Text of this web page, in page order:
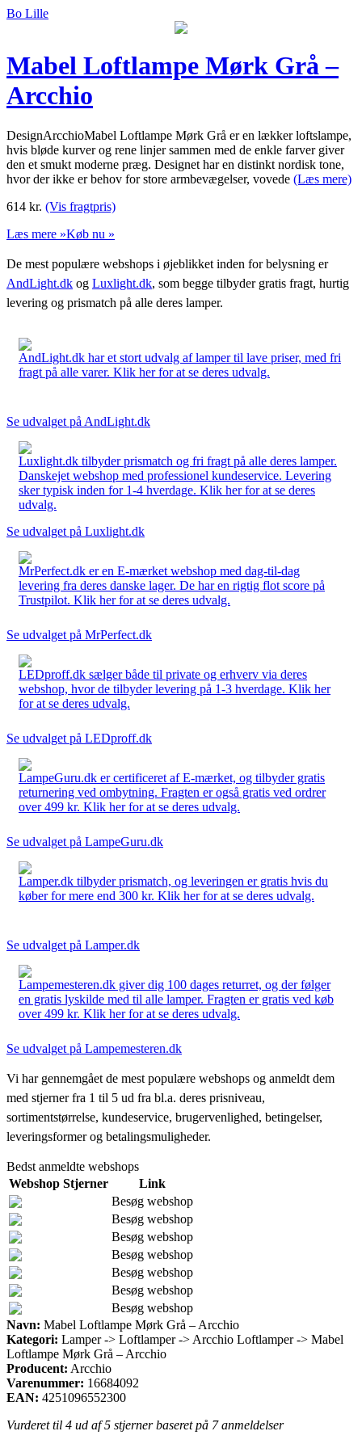
Bo Lille
Mabel Loftlampe Mørk Grå –
Arcchio
DesignArcchioMabel Loftlampe Mørk Grå er en lækker loftslampe,
hvis bløde kurver og rene linjer sammen med de enkle farver giver
den et smukt moderne præg. Designet har en distinkt nordisk tone,
hvor der ikke er behov for store armbevægelser, vovede (Læs mere)
614 kr. (Vis fragtpris)
Læs mere »Køb nu »
De mest populære webshops i øjeblikket inden for belysning er
AndLight.dk og Luxlight.dk, som begge tilbyder gratis fragt, hurtig
levering og prismatch på alle deres lamper.
AndLight.dk har et stort udvalg af lamper til lave priser, med fri
fragt på alle varer. Klik her for at se deres udvalg.
Se udvalget på AndLight.dk
Luxlight.dk tilbyder prismatch og fri fragt på alle deres lamper.
Danskejet webshop med professionel kundeservice. Levering
sker typisk inden for 1-4 hverdage. Klik her for at se deres
udvalg.
Se udvalget på Luxlight.dk
MrPerfect.dk er en E-mærket webshop med dag-til-dag
levering fra deres danske lager. De har en rigtig flot score på
Trustpilot. Klik her for at se deres udvalg.
Se udvalget på MrPerfect.dk
LEDproff.dk sælger både til private og erhverv via deres
webshop, hvor de tilbyder levering på 1-3 hverdage. Klik her
for at se deres udvalg.
Se udvalget på LEDproff.dk
LampeGuru.dk er certificeret af E-mærket, og tilbyder gratis
returnering ved ombytning. Fragten er også gratis ved ordrer
over 499 kr. Klik her for at se deres udvalg.
Se udvalget på LampeGuru.dk
Lamper.dk tilbyder prismatch, og leveringen er gratis hvis du
køber for mere end 300 kr. Klik her for at se deres udvalg.
Se udvalget på Lamper.dk
Lampemesteren.dk giver dig 100 dages returret, og der følger
en gratis lyskilde med til alle lamper. Fragten er gratis ved køb
over 499 kr. Klik her for at se deres udvalg.
Se udvalget på Lampemesteren.dk
Vi har gennemgået de mest populære webshops og anmeldt dem
med stjerner fra 1 til 5 ud fra bl.a. deres prisniveau,
sortimentstørrelse, kundeservice, brugervenlighed, betingelser,
leveringsformer og betalingsmuligheder.
Bedst anmeldte webshops
Webshop Stjerner
Link
Besøg webshop
Besøg webshop
Besøg webshop
Besøg webshop
Besøg webshop
Besøg webshop
Besøg webshop
Navn: Mabel Loftlampe Mørk Grå – Arcchio
Kategori: Lamper -> Loftlamper -> Arcchio Loftlamper -> Mabel
Loftlampe Mørk Grå – Arcchio
Producent: Arcchio
Varenummer: 16684092
EAN: 4251096552300
Vurderet til 4 ud af 5 stjerner baseret på 7anmeldelser